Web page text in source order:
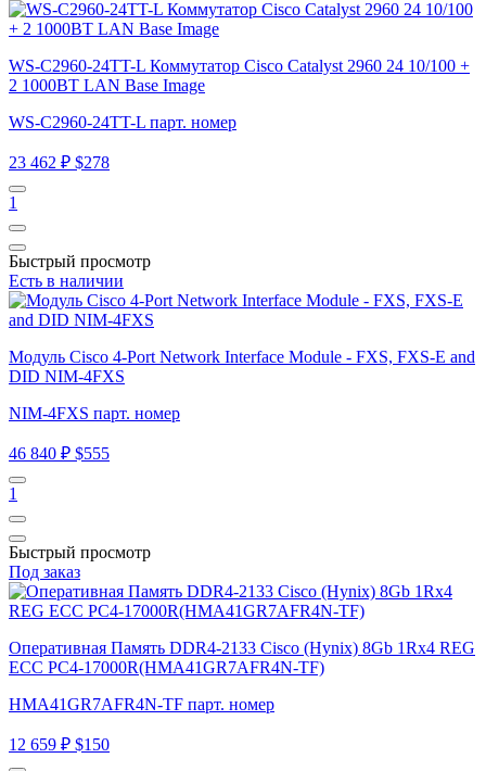
WS-C2960-24TT-L Коммутатор Cisco Catalyst 2960 24 10/100 +
2 1000BT LAN Base Image
WS-C2960-24TT-L парт. номер
23 462 ₽ $278
1
Быстрый просмотр
Есть в наличии
Модуль Cisco 4-Port Network Interface Module - FXS, FXS-E and
DID NIM-4FXS
NIM-4FXS парт. номер
46 840 ₽ $555
1
Быстрый просмотр
Под заказ
Оперативная Память DDR4-2133 Cisco (Hynix) 8Gb 1Rx4 REG
ECC PC4-17000R(HMA41GR7AFR4N-TF)
HMA41GR7AFR4N-TF парт. номер
12 659 ₽ $150